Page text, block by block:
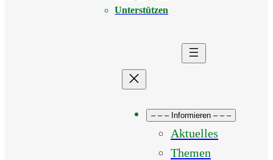
Unterstützen
– – – Informieren – – –
Aktuelles
Themen